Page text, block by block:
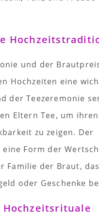
und der
Hochzeiten eine
der Teezeremonie
Eltern Tee, um
zu zeigen. Der
Form der
Familie der Braut, das
oder Geschenke
Hochzeitsrituale